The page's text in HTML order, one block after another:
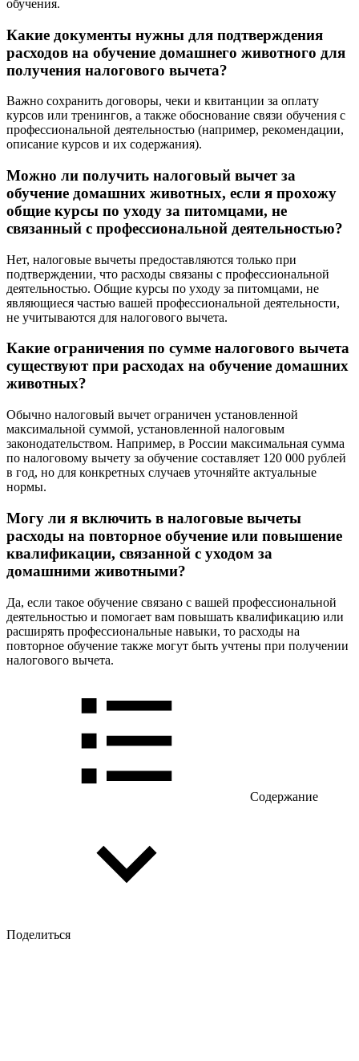
обучения.
Какие документы нужны для подтверждения
расходов на обучение домашнего животного для
получения налогового вычета?
Важно сохранить договоры, чеки и квитанции за оплату
курсов или тренингов, а также обоснование связи обучения с
профессиональной деятельностью (например, рекомендации,
описание курсов и их содержания).
Можно ли получить налоговый вычет за
обучение домашних животных, если я прохожу
общие курсы по уходу за питомцами, не
связанный с профессиональной деятельностью?
Нет, налоговые вычеты предоставляются только при
подтверждении, что расходы связаны с профессиональной
деятельностью. Общие курсы по уходу за питомцами, не
являющиеся частью вашей профессиональной деятельности,
не учитываются для налогового вычета.
Какие ограничения по сумме налогового вычета
существуют при расходах на обучение домашних
животных?
Обычно налоговый вычет ограничен установленной
максимальной суммой, установленной налоговым
законодательством. Например, в России максимальная сумма
по налоговому вычету за обучение составляет 120 000 рублей
в год, но для конкретных случаев уточняйте актуальные
нормы.
Могу ли я включить в налоговые вычеты
расходы на повторное обучение или повышение
квалификации, связанной с уходом за
домашними животными?
Да, если такое обучение связано с вашей профессиональной
деятельностью и помогает вам повышать квалификацию или
расширять профессиональные навыки, то расходы на
повторное обучение также могут быть учтены при получении
налогового вычета.
Содержание
Поделиться